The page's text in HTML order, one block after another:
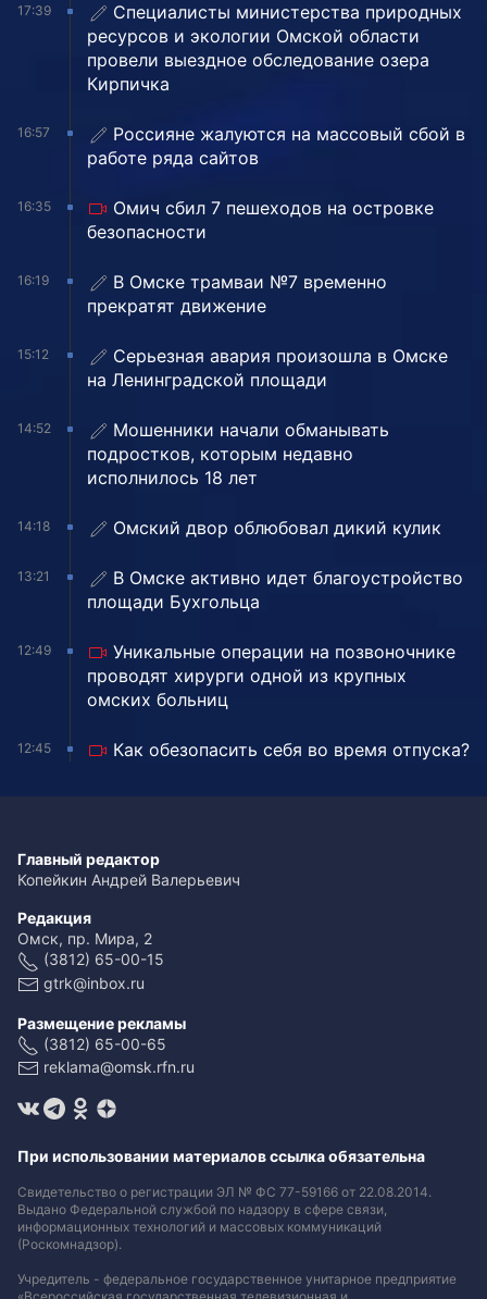
17:39
Специалисты министерства природных
ресурсов и экологии Омской области
провели выездное обследование озера
Кирпичка
16:57
Россияне жалуются на массовый сбой в
работе ряда сайтов
16:35
Омич сбил 7 пешеходов на островке
безопасности
16:19
В Омске трамваи №7 временно
прекратят движение
15:12
Серьезная авария произошла в Омске
на Ленинградской площади
14:52
Мошенники начали обманывать
подростков, которым недавно
исполнилось 18 лет
14:18 Омский двор облюбовал дикий кулик
13:21
В Омске активно идет благоустройство
площади Бухгольца
12:49
Уникальные операции на позвоночнике
проводят хирурги одной из крупных
омских больниц
12:45 Как обезопасить себя во время отпуска?
Главный редактор
Копейкин Андрей Валерьевич
Редакция
Омск, пр. Мира, 2
(3812) 65-00-15
gtrk@inbox.ru
Размещение рекламы
(3812) 65-00-65
reklama@omsk.rfn.ru
При использовании материалов ссылка обязательна
Свидетельство о регистрации ЭЛ № ФС 77-59166 от 22.08.2014.
Выдано Федеральной службой по надзору в сфере связи,
информационных технологий и массовых коммуникаций
(Роскомнадзор).
Учредитель - федеральное государственное унитарное предприятие